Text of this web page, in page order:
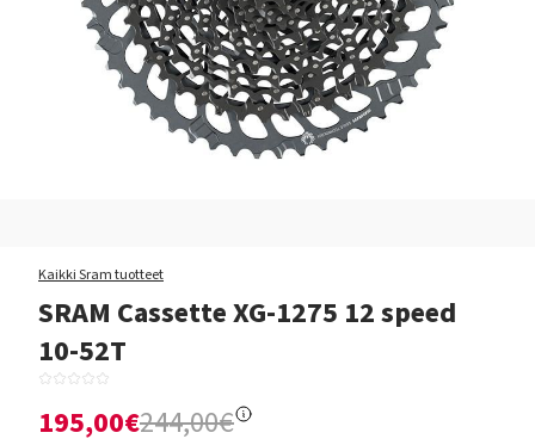
Kaikki Sram tuotteet
SRAM Cassette XG-1275 12 speed
10-52T
195,00€244,00€